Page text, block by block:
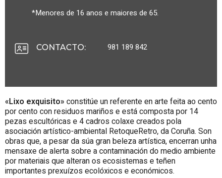
*Menores de 16 anos e maiores de 65.
CONTACTO: 981 189 842
«Lixo exquisito»constitúe un referente en arte feita ao cento
por cento con residuos mariños e está composta por 14
pezas escultóricas e 4 cadros colaxe creados pola
asociación artístico-ambiental RetoqueRetro, da Coruña. Son
obras que, a pesar da súa gran beleza artística, encerran unha
mensaxe de alerta sobre a contaminación do medio ambiente
por materiais que alteran os ecosistemas e teñen
importantes prexuízos ecolóxicos e económicos.